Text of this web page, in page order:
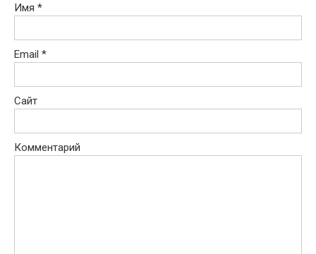
Имя *
Email *
Сайт
Комментарий